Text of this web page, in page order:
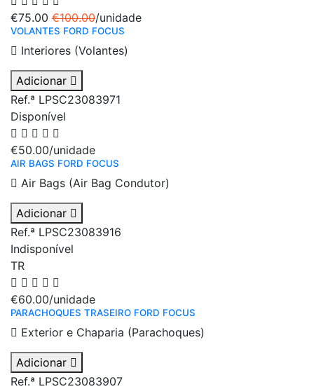
€75.00 €100.00/unidade
VOLANTES FORD FOCUS
Interiores (Volantes)
Adicionar
Ref.ª LPSC23083971
Disponível
€50.00/unidade
AIR BAGS FORD FOCUS
Air Bags (Air Bag Condutor)
Adicionar
Ref.ª LPSC23083916
Indisponível
TR
€60.00/unidade
PARACHOQUES TRASEIRO FORD FOCUS
Exterior e Chaparia (Parachoques)
Adicionar
Ref.ª LPSC23083907